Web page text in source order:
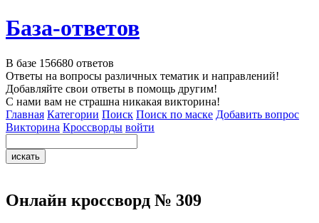
База-ответов
В базе 156680 ответов
Ответы на вопросы различных тематик и направлений!
Добавляйте свои ответы в помощь другим!
С нами вам не страшна никакая викторина!
Главная Категории Поиск Поиск по маске Добавить вопрос
Викторина Кроссворды войти
Онлайн кроссворд № 309